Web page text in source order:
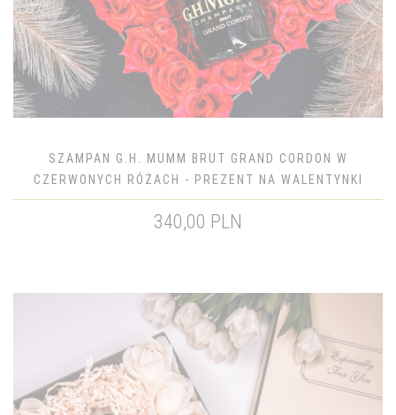
SZAMPAN G.H. MUMM BRUT GRAND CORDON W
CZERWONYCH RÓŻACH - PREZENT NA WALENTYNKI
340,00 PLN